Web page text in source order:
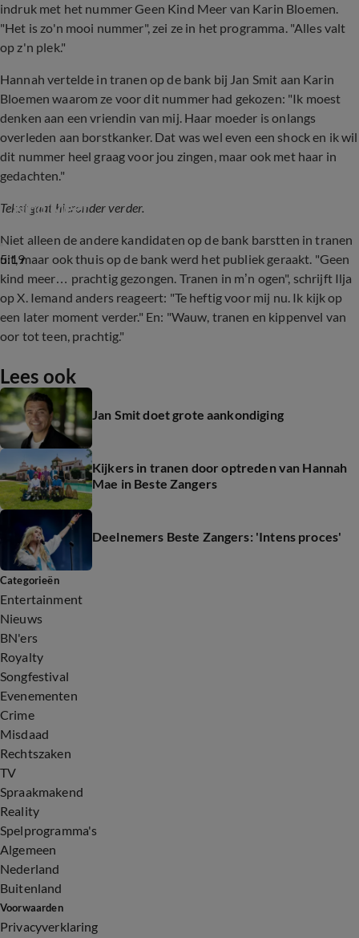
indruk met het nummer Geen Kind Meer van Karin Bloemen.
"Het is zo'n mooi nummer", zei ze in het programma. "Alles valt
op z'n plek."
Hannah vertelde in tranen op de bank bij Jan Smit aan Karin
Bloemen waarom ze voor dit nummer had gekozen: "Ik moest
denken aan een vriendin van mij. Haar moeder is onlangs
overleden aan borstkanker. Dat was wel even een shock en ik wil
dit nummer heel graag voor jou zingen, maar ook met haar in
gedachten."
Tekst gaat hieronder verder.
5:19
Kind Meer
Niet alleen de andere kandidaten op de bank barstten in tranen
uit, maar ook thuis op de bank werd het publiek geraakt. "Geen
kind meer… prachtig gezongen. Tranen in m’n ogen", schrijft Ilja
op X. Iemand anders reageert: "Te heftig voor mij nu. Ik kijk op
een later moment verder." En: "Wauw, tranen en kippenvel van
oor tot teen, prachtig."
Lees ook
Jan Smit doet grote aankondiging
Kijkers in tranen door optreden van Hannah
Mae in Beste Zangers
Deelnemers Beste Zangers: 'Intens proces'
Categorieën
Entertainment
Nieuws
BN'ers
Royalty
Songfestival
Evenementen
Crime
Misdaad
Rechtszaken
TV
Spraakmakend
Reality
Spelprogramma's
Algemeen
Nederland
Buitenland
Voorwaarden
Privacyverklaring